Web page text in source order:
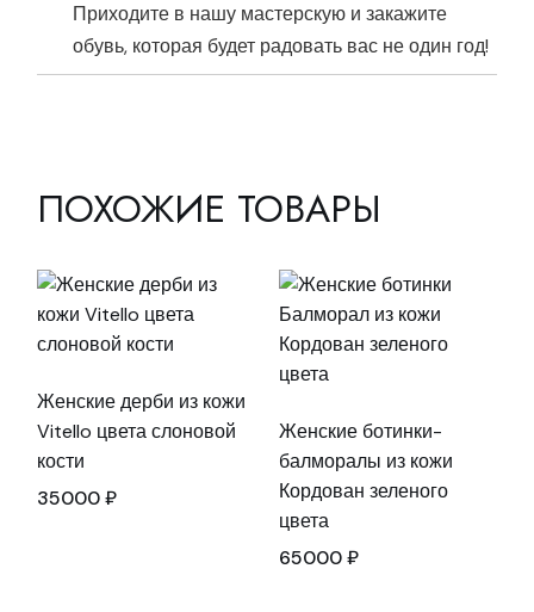
Приходите в нашу мастерскую и закажите
обувь, которая будет радовать вас не один год!
ПОХОЖИЕ ТОВАРЫ
Женские дерби из кожи
Vitello цвета слоновой
кости
35000₽
Женские ботинки-
балморалы из кожи
Кордован зеленого
цвета
65000₽